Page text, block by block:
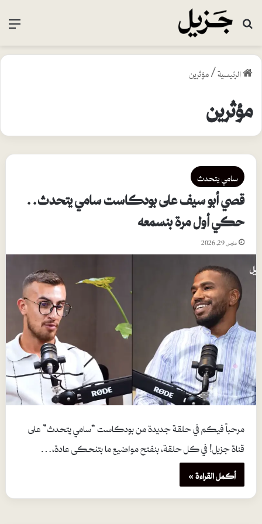
بحث عن
الرئيسية/مؤثرين
مؤثرين
سامي يتحدث
قصي أبو سيف على بودكاست سامي يتحدث..
حكي أول مرة بنسمعه
مارس 29, 2026
مرحباً فيكم في حلقة جديدة من بودكاست “سامي يتحدث” على
قناة جزيل! في كل حلقة، بنفتح مواضيع ما بتنحكى عادة،…
أكمل القراءة »